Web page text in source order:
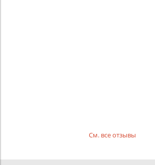
См. все отзывы